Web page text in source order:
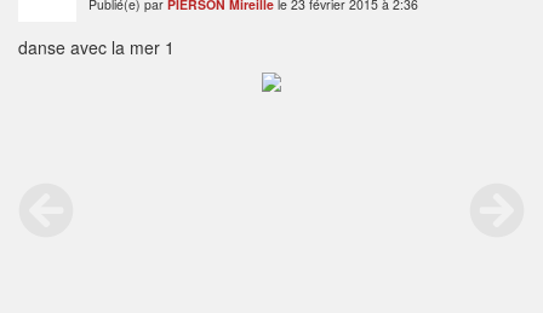
Publié(e) par PIERSON Mireille le 23 février 2015 à 2:36
danse avec la mer 1